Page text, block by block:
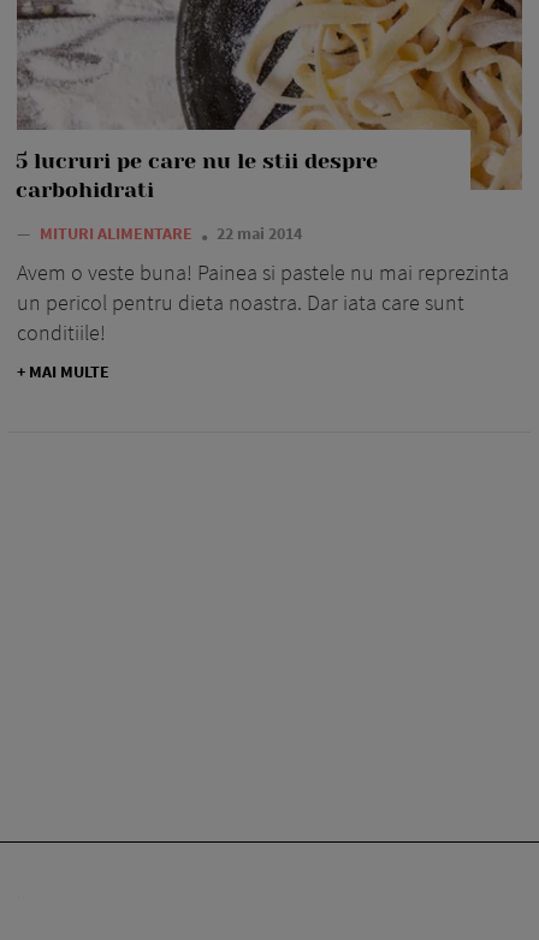
5 lucruri pe care nu le stii despre
carbohidrati
— MITURI ALIMENTARE 22 mai 2014
Avem o veste buna! Painea si pastele nu mai reprezinta
un pericol pentru dieta noastra. Dar iata care sunt
conditiile!
+ MAI MULTE